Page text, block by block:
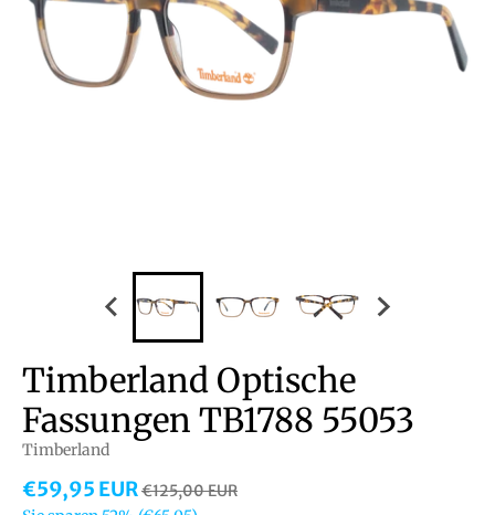
Timberland Optische
Fassungen TB1788 55053
Timberland
€59,95 EUR€125,00 EUR